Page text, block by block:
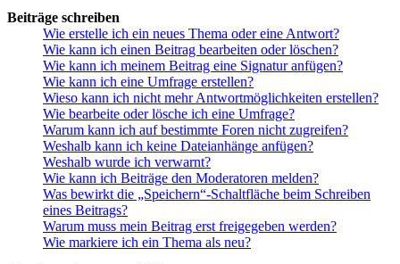
Beiträge schreiben
Wie erstelle ich ein neues Thema oder eine Antwort?
Wie kann ich einen Beitrag bearbeiten oder löschen?
Wie kann ich meinem Beitrag eine Signatur anfügen?
Wie kann ich eine Umfrage erstellen?
Wieso kann ich nicht mehr Antwortmöglichkeiten erstellen?
Wie bearbeite oder lösche ich eine Umfrage?
Warum kann ich auf bestimmte Foren nicht zugreifen?
Weshalb kann ich keine Dateianhänge anfügen?
Weshalb wurde ich verwarnt?
Wie kann ich Beiträge den Moderatoren melden?
Was bewirkt die „Speichern“-Schaltfläche beim Schreiben
eines Beitrags?
Warum muss mein Beitrag erst freigegeben werden?
Wie markiere ich ein Thema als neu?